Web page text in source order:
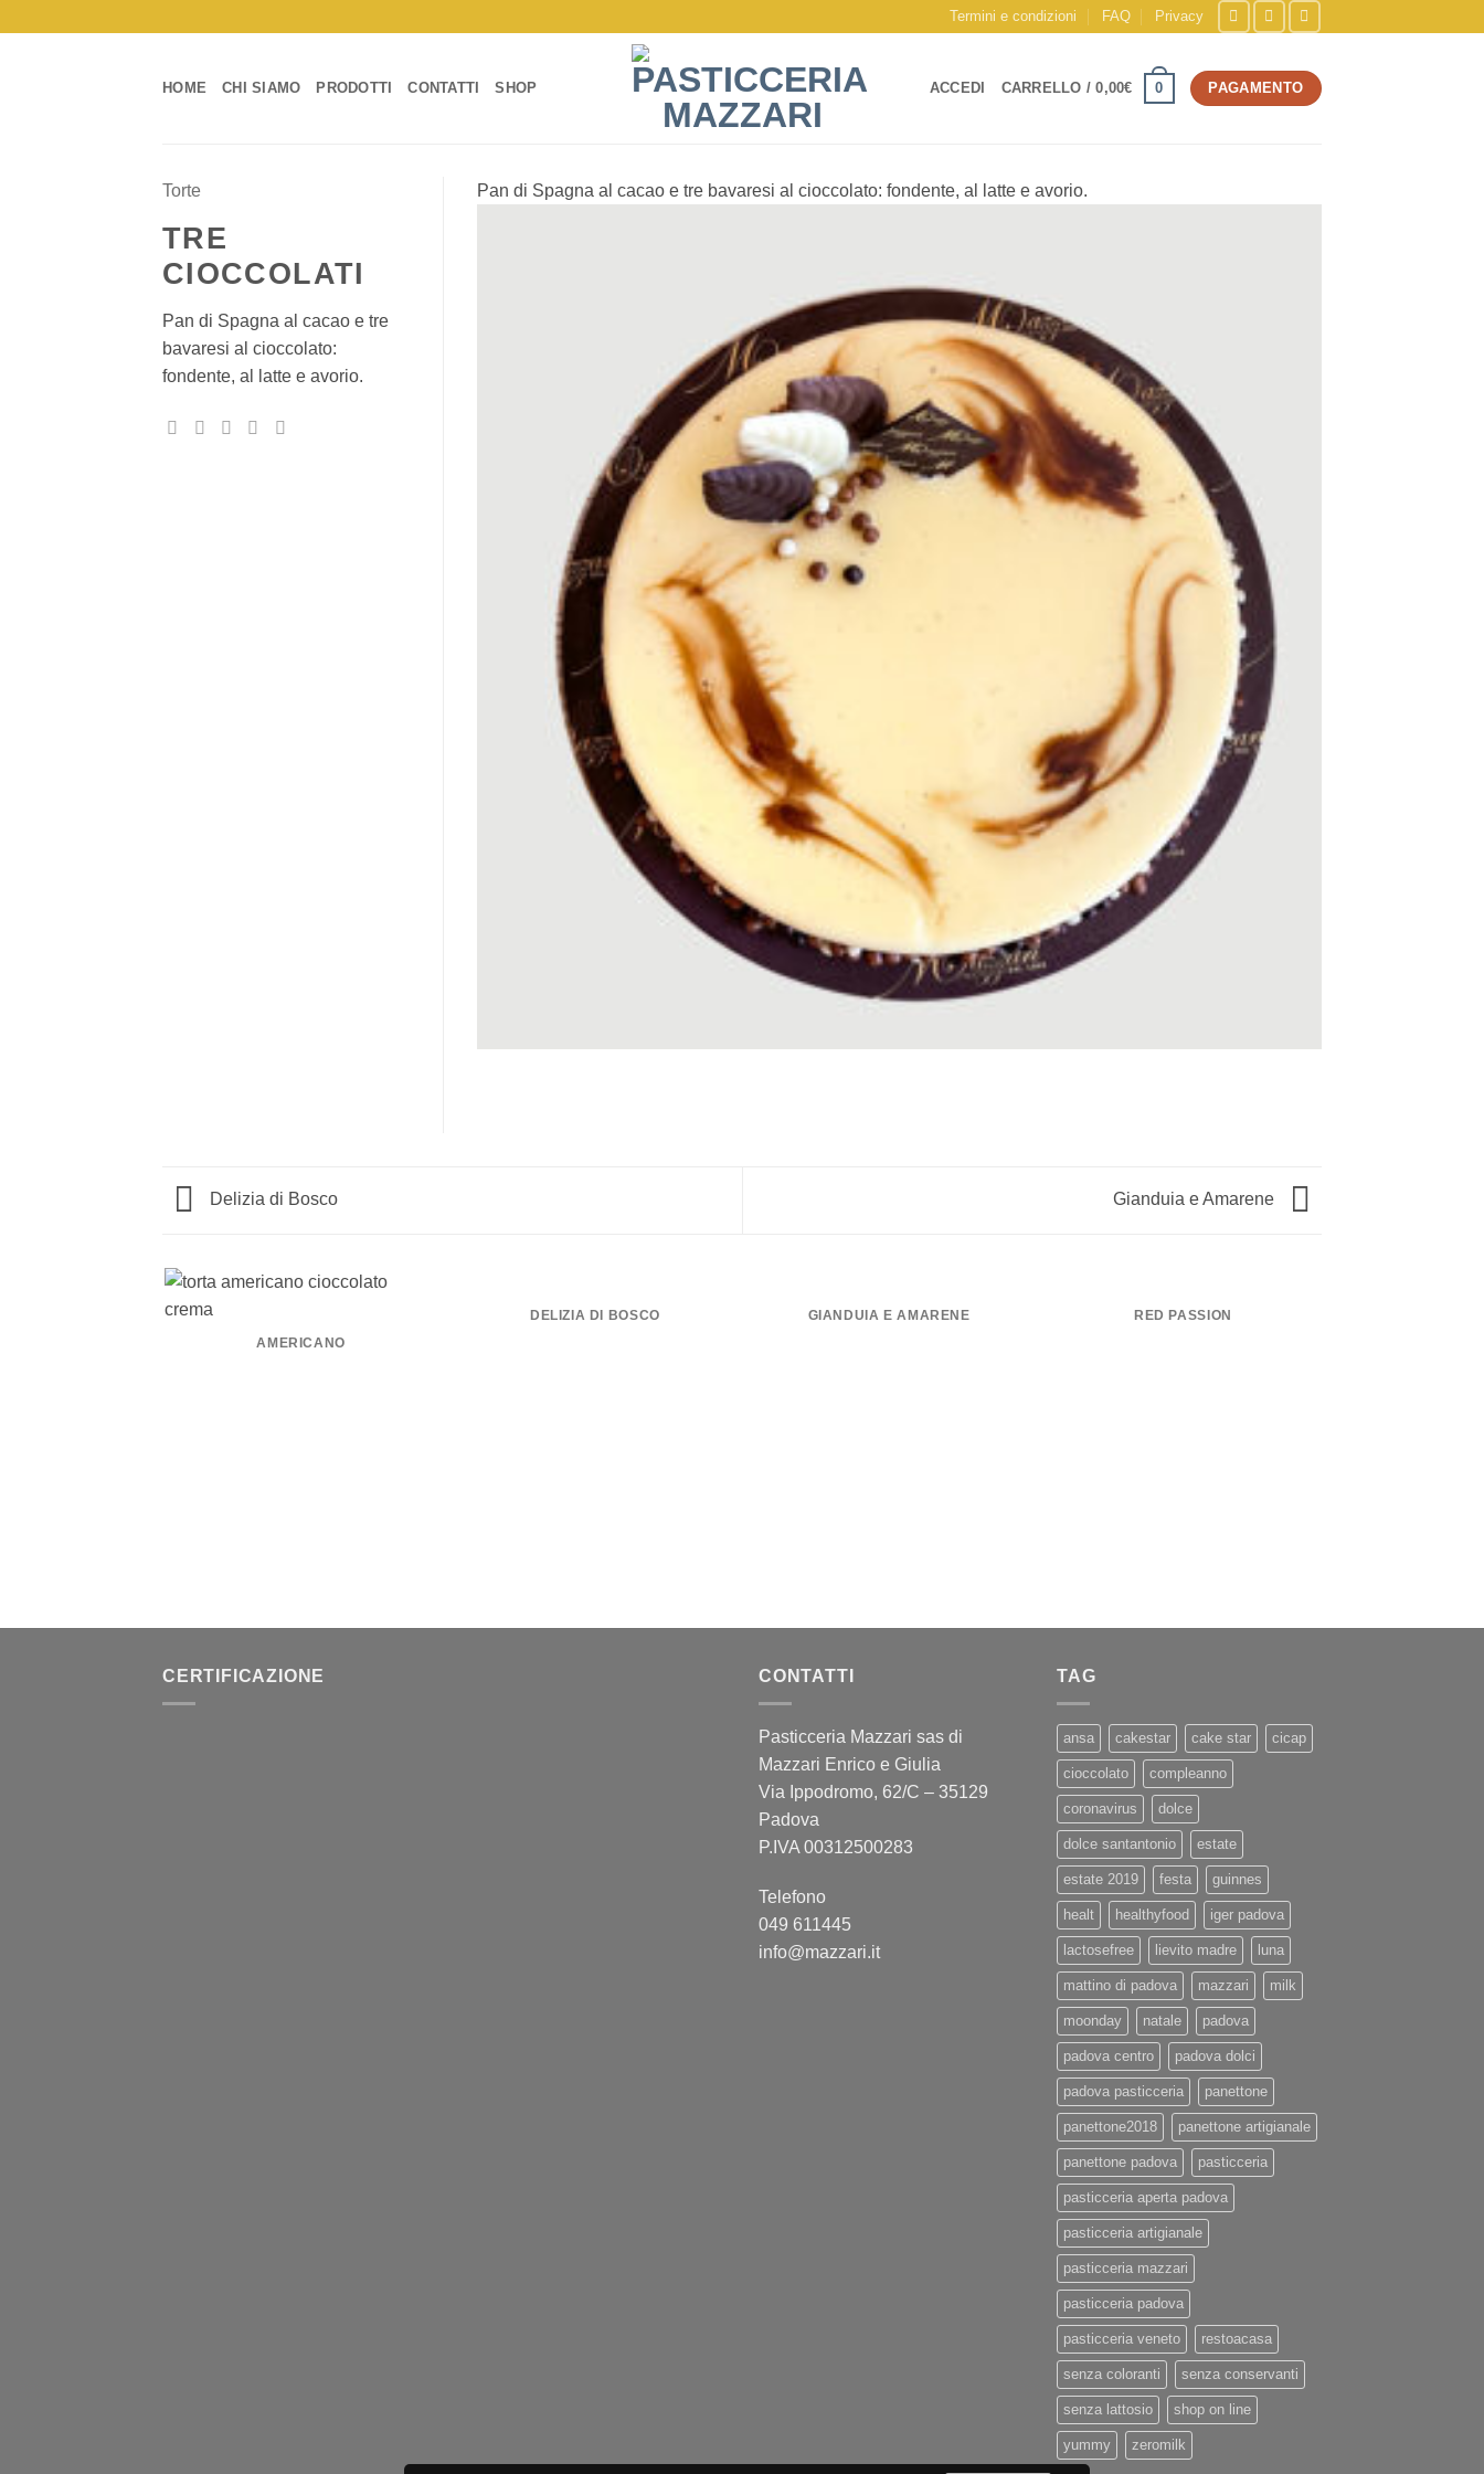
Termini e condizioni FAQ Privacy
HOME CHI SIAMO PRODOTTI CONTATTI SHOP ACCEDI CARRELLO /0,00€ 0 PAGAMENTO
Torte
TRE
CIOCCOLATI
Pan di Spagna al cacao e tre
bavaresi al cioccolato:
fondente, al latte e avorio.
Pan di Spagna al cacao e tre bavaresi al cioccolato: fondente, al latte e avorio.
Delizia di Bosco Gianduia e Amarene
AMERICANO
DELIZIA DI BOSCO GIANDUIA E AMARENE RED PASSION
CERTIFICAZIONE CONTATTI
Pasticceria Mazzari sas di
Mazzari Enrico e Giulia
Via Ippodromo, 62/C – 35129
Padova
P.IVA 00312500283
Telefono
049 611445
info@mazzari.it
TAG
ansa cakestar cake star cicap
cioccolato compleanno
coronavirus dolce
dolce santantonio estate
estate 2019 festa guinnes
healt healthyfood iger padova
lactosefree lievito madre luna
mattino di padova mazzari milk
moonday natale padova
padova centro padova dolci
padova pasticceria panettone
panettone2018 panettone artigianale
panettone padova pasticceria
pasticceria aperta padova
pasticceria artigianale
pasticceria mazzari
pasticceria padova
pasticceria veneto restoacasa
senza coloranti senza conservanti
senza lattosio shop on line
yummy zeromilk